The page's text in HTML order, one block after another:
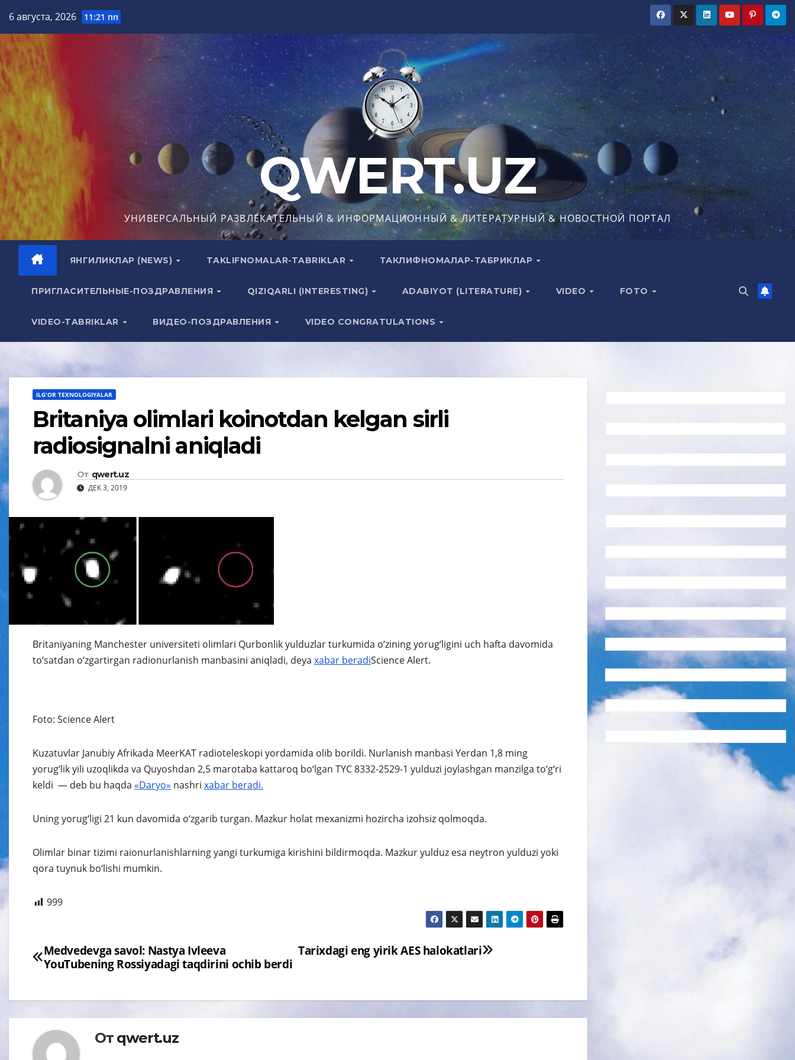
содержимому
6 августа, 2026 11:21 пп
QWERT.UZ
УНИВЕРСАЛЬНЫЙ РАЗВЛЕКАТЕЛЬНЫЙ & ИНФОРМАЦИОННЫЙ & ЛИТЕРАТУРНЫЙ & НОВОСТНОЙ ПОРТАЛ
ЯНГИЛИКЛАР (NEWS) TAKLIFNOMALAR-TABRIKLAR ТАКЛИФНОМАЛАР-ТАБРИКЛАР
ПРИГЛАСИТЕЛЬНЫЕ-ПОЗДРАВЛЕНИЯ QIZIQARLI (INTERESTING) ADABIYOT (LITERATURE) VIDEO FOTO
VIDEO-TABRIKLAR ВИДЕО-ПОЗДРАВЛЕНИЯ VIDEO CONGRATULATIONS
ILG'OR TEXNOLOGIYALAR
Britaniya olimlari koinotdan kelgan sirli
radiosignalni aniqladi
От qwert.uz
ДЕК 3, 2019
Britaniyaning Manchester universiteti olimlari Qurbonlik yulduzlar turkumida o‘zining yorug‘ligini uch hafta davomida
to‘satdan o‘zgartirgan radionurlanish manbasini aniqladi, deya xabar beradiScience Alert.
Foto: Science Alert
Kuzatuvlar Janubiy Afrikada MeerKAT radioteleskopi yordamida olib borildi. Nurlanish manbasi Yerdan 1,8 ming
yorug‘lik yili uzoqlikda va Quyoshdan 2,5 marotaba kattaroq bo‘lgan TYC 8332-2529-1 yulduzi joylashgan manzilga to‘g‘ri
keldi — deb bu haqda «Daryo» nashri xabar beradi.
Uning yorug‘ligi 21 kun davomida o‘zgarib turgan. Mazkur holat mexanizmi hozircha izohsiz qolmoqda.
Olimlar binar tizimi raionurlanishlarning yangi turkumiga kirishini bildirmoqda. Mazkur yulduz esa neytron yulduzi yoki
qora tuynuk bo‘lishi mumkin.
999
Навигация
по
записям
Tarixdagi eng yirik AES halokatlari
Medvedevga savol: Nastya Ivleeva
YouTubening Rossiyadagi taqdirini ochib berdi
От qwert.uz